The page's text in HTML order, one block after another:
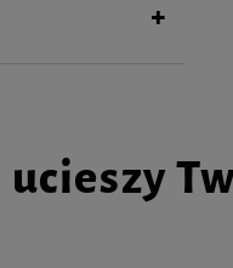
ucieszy